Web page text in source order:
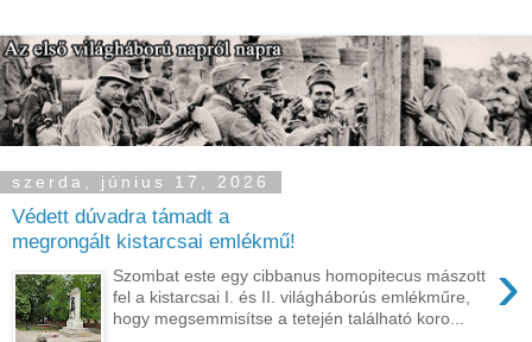
szerda, június 17, 2026
Védett dúvadra támadt a
megrongált kistarcsai emlékmű!
›
Szombat este egy cibbanus homopitecus mászott
fel a kistarcsai I. és II. világháborús emlékműre,
hogy megsemmisítse a tetején található koro...